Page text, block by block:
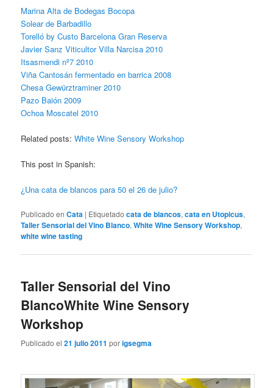
Marina Alta de Bodegas Bocopa
Solear de Barbadillo
Torelló by Custo Barcelona Gran Reserva
Javier Sanz Viticultor Villa Narcisa 2010
Itsasmendi nº7 2010
Viña Cantosán fermentado en barrica 2008
Chesa Gewürztraminer 2010
Pazo Baión 2009
Ochoa Moscatel 2010
Related posts:White Wine Sensory Workshop
This post in Spanish:
¿Una cata de blancos para 50 el 26 de julio?
Publicado en Cata | Etiquetado cata de blancos,cata en Utopicus,
Taller Sensorial del Vino Blanco,White Wine Sensory Workshop,
white wine tasting
Taller Sensorial del Vino
BlancoWhite Wine Sensory
Workshop
Publicado el21 julio 2011 porigsegma